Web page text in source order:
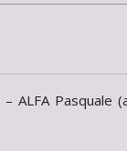
ALFA Pasquale